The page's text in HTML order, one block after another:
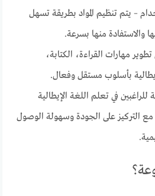
– يتم تنظيم المواد بطريقة تسهل
والاستفادة منها بسرعة.
مهارات القراءة، الكتابة،
بأسلوب مستقل وفعال.
للراغبين في تعلم اللغة الإيطالية
التركيز على الجودة وسهولة الوصول